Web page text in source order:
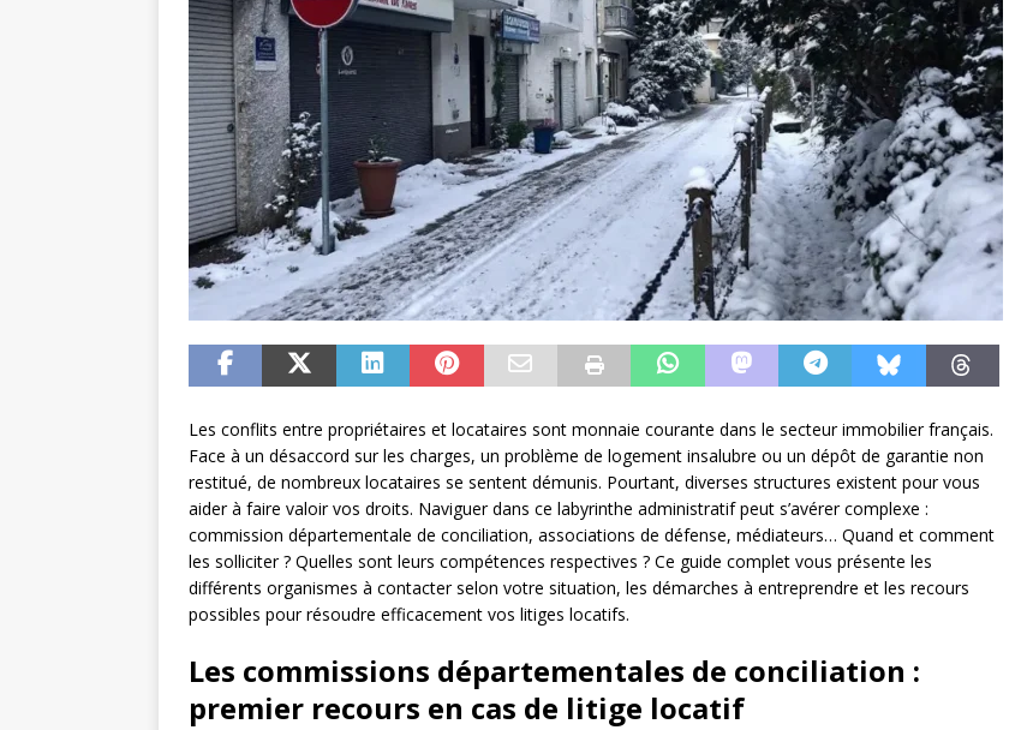
Les conflits entre propriétaires et locataires sont monnaie courante dans le secteur immobilier français.
Face à un désaccord sur les charges, un problème de logement insalubre ou un dépôt de garantie non
restitué, de nombreux locataires se sentent démunis. Pourtant, diverses structures existent pour vous
aider à faire valoir vos droits. Naviguer dans ce labyrinthe administratif peut s’avérer complexe :
commission départementale de conciliation, associations de défense, médiateurs… Quand et comment
les solliciter ? Quelles sont leurs compétences respectives ? Ce guide complet vous présente les
différents organismes à contacter selon votre situation, les démarches à entreprendre et les recours
possibles pour résoudre efficacement vos litiges locatifs.
Les commissions départementales de conciliation :
premier recours en cas de litige locatif